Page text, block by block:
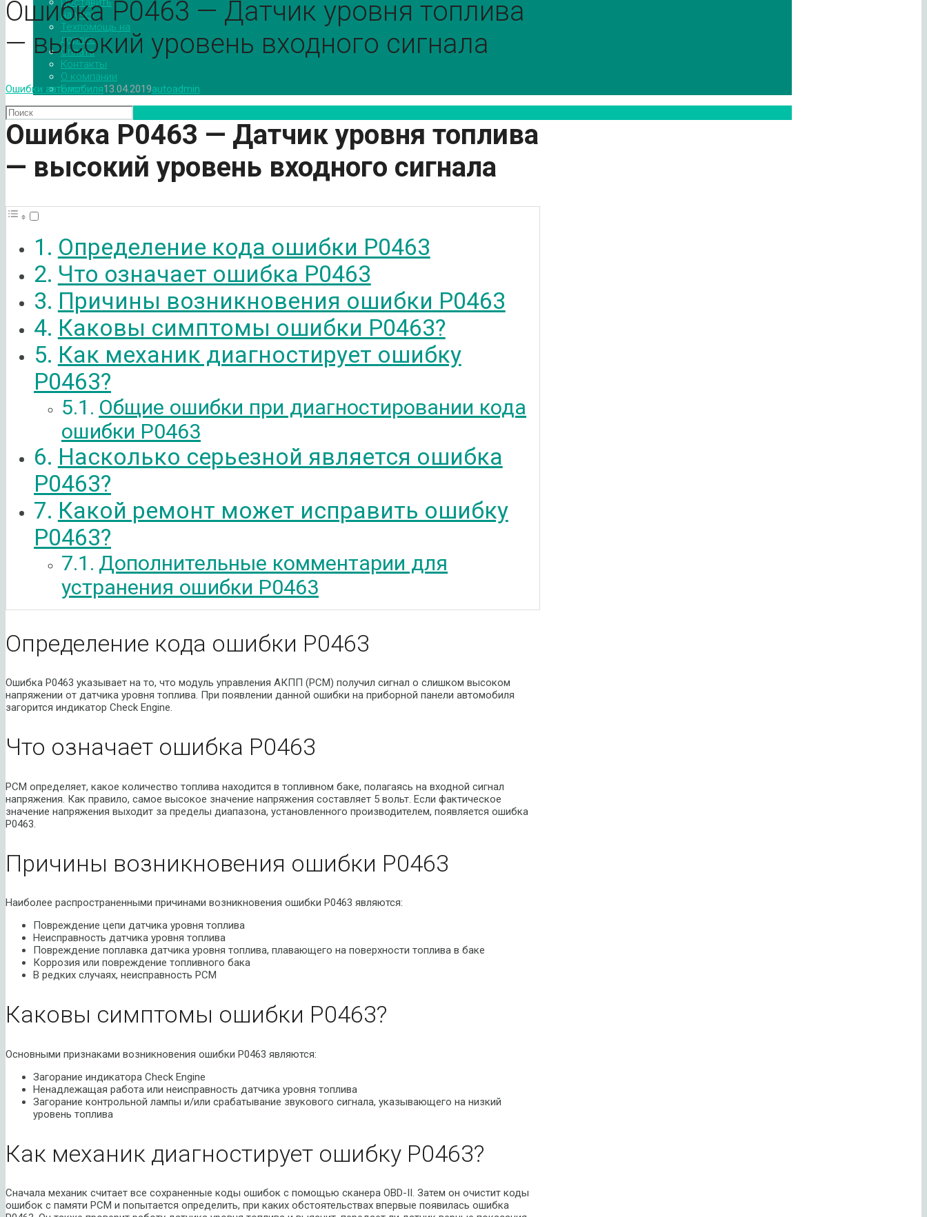
на учет
Техпомощь на
дороге
Оплата
Контакты
О компании
Блог
Ошибка P0463 — Датчик уровня топлива
— высокий уровень входного сигнала
Ошибки автомобиля13.04.2019autoadmin
Ошибка P0463 — Датчик уровня топлива
— высокий уровень входного сигнала
Определение кода ошибки P0463
Что означает ошибка P0463
Причины возникновения ошибки P0463
Каковы симптомы ошибки P0463?
Как механик диагностирует ошибку
P0463?
Общие ошибки при диагностировании кода
ошибки P0463
Насколько серьезной является ошибка
P0463?
Какой ремонт может исправить ошибку
P0463?
Дополнительные комментарии для
устранения ошибки P0463
Определение кода ошибки P0463
Ошибка P0463 указывает на то, что модуль управления АКПП (PCM) получил сигнал о слишком высоком
напряжении от датчика уровня топлива. При появлении данной ошибки на приборной панели автомобиля
загорится индикатор Check Engine.
Что означает ошибка P0463
PCM определяет, какое количество топлива находится в топливном баке, полагаясь на входной сигнал
напряжения. Как правило, самое высокое значение напряжения составляет 5 вольт. Если фактическое
значение напряжения выходит за пределы диапазона, установленного производителем, появляется ошибка
P0463.
Причины возникновения ошибки P0463
Наиболее распространенными причинами возникновения ошибки P0463 являются:
Повреждение цепи датчика уровня топлива
Неисправность датчика уровня топлива
Повреждение поплавка датчика уровня топлива, плавающего на поверхности топлива в баке
Коррозия или повреждение топливного бака
В редких случаях, неисправность PCM
Каковы симптомы ошибки P0463?
Основными признаками возникновения ошибки P0463 являются:
Загорание индикатора Check Engine
Ненадлежащая работа или неисправность датчика уровня топлива
Загорание контрольной лампы и/или срабатывание звукового сигнала, указывающего на низкий
уровень топлива
Как механик диагностирует ошибку P0463?
Сначала механик считает все сохраненные коды ошибок с помощью сканера OBD-II. Затем он очистит коды
ошибок с памяти PCM и попытается определить, при каких обстоятельствах впервые появилась ошибка